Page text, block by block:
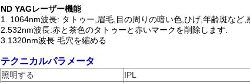
ND YAGレーザー機能
1. 1064nm波長: タトゥー,眉毛,目の周りの暗い色,ひげ,年齢斑など
2.532nm波長:赤と茶色のタトゥーと赤いマークを削除します.
3.1320nm波長 毛穴を縮める
テクニカルパラメータ
照明する IPL